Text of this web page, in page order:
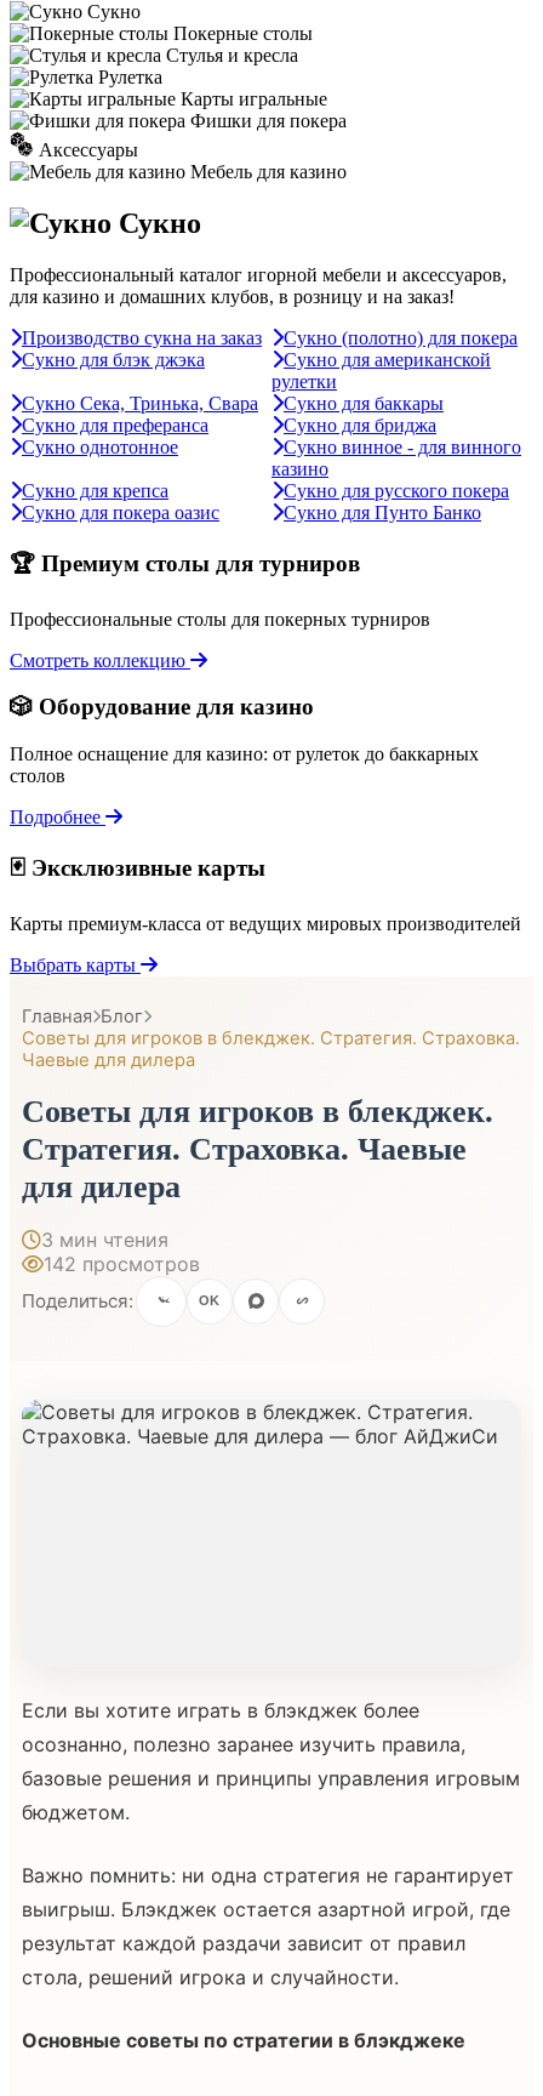
Сукно
Покерные столы
Стулья и кресла
Рулетка
Карты игральные
Фишки для покера
Аксессуары
Мебель для казино
Сукно
Профессиональный каталог игорной мебели и аксессуаров,
для казино и домашних клубов, в розницу и на заказ!
Производство сукна на заказ
Сукно (полотно) для покера
Сукно для блэк джэка
Сукно для американской
рулетки
Сукно Сека, Тринька, Свара
Сукно для баккары
Сукно для преферанса
Сукно для бриджа
Сукно однотонное
Сукно винное - для винного
казино
Сукно для крепса
Сукно для русского покера
Сукно для покера оазис
Сукно для Пунто Банко
🏆 Премиум столы для турниров
Профессиональные столы для покерных турниров
Смотреть коллекцию
🎲 Оборудование для казино
Полное оснащение для казино: от рулеток до баккарных
столов
Подробнее
🃏 Эксклюзивные карты
Карты премиум-класса от ведущих мировых производителей
Выбрать карты
Главная Блог
Советы для игроков в блекджек. Стратегия. Страховка.
Чаевые для дилера
Советы для игроков в блекджек.
Стратегия. Страховка. Чаевые
для дилера
3 мин чтения
142 просмотров
Поделиться: OK
Если вы хотите играть в блэкджек более
осознанно, полезно заранее изучить правила,
базовые решения и принципы управления игровым
бюджетом.
Важно помнить: ни одна стратегия не гарантирует
выигрыш. Блэкджек остается азартной игрой, где
результат каждой раздачи зависит от правил
стола, решений игрока и случайности.
Основные советы по стратегии в блэкджеке